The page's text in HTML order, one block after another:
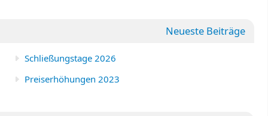
Neueste Beiträge
Schließungstage 2026
Preiserhöhungen 2023